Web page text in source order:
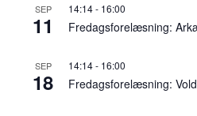
SEP
11
14:14- 16:00
Fredagsforelæsning:
SEP
18
14:14- 16:00
Fredagsforelæsning: